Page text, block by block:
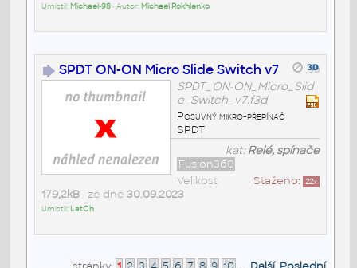
Umístil: Michael-98• Autor: Michael Rokhlenko
SPDT ON-ON Micro Slide Switch v7
SPDT_ON-ON_Micro_Slid
e_Switch_v7.f3d
Posuvný mikro-přepínač
SPDT
kat:Relé, spínače
Fusion360
Staženo: 22x
Velikost
179,2kB• ze dne 30.09.2023
Umístil: LatCh